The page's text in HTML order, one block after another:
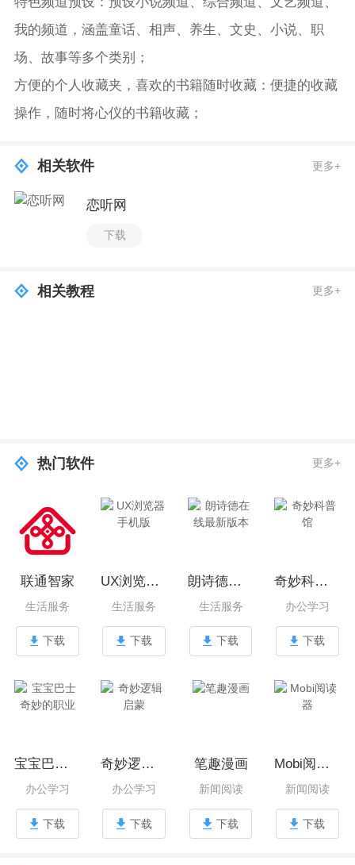
我的频道，涵盖童话、相声、养生、文史、小说、职
场、故事等多个类别；
方便的个人收藏夹，喜欢的书籍随时收藏：便捷的收藏
操作，随时将心仪的书籍收藏；
相关软件 更多+
恋听网
下载
相关教程 更多+
热门软件 更多+
联通智家
生活服务
下载
UX浏览器手机版
生活服务
下载
朗诗德在线最新版本
生活服务
下载
奇妙科普馆
办公学习
下载
宝宝巴士奇妙的职业
办公学习
下载
奇妙逻辑启蒙
办公学习
下载
笔趣漫画
新闻阅读
下载
Mobi阅读器
新闻阅读
下载